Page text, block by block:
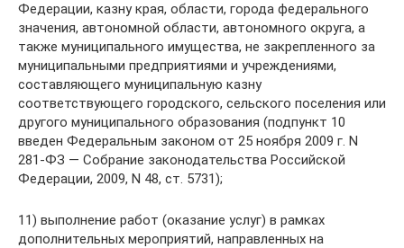
Федерации, казну края, области, города федерального
значения, автономной области, автономного округа, а
также муниципального имущества, не закрепленного за
муниципальными предприятиями и учреждениями,
составляющего муниципальную казну
соответствующего городского, сельского поселения или
другого муниципального образования (подпункт 10
введен Федеральным законом от 25 ноября 2009 г. N
281-ФЗ — Собрание законодательства Российской
Федерации, 2009, N 48, ст. 5731);
11) выполнение работ (оказание услуг) в рамках
дополнительных мероприятий, направленных на